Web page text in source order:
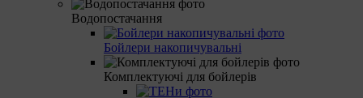
Водопостачання
Бойлери накопичувальні
Комплектуючі для бойлерів